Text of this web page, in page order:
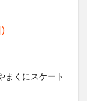
くにスケート